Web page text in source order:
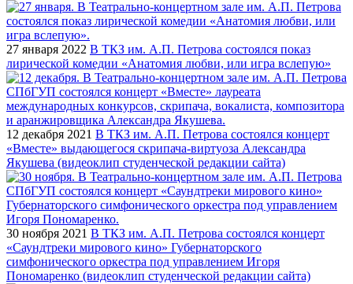
27 января 2022 В ТКЗ им. А.П. Петрова состоялся показ
лирической комедии «Анатомия любви, или игра вслепую»
12 декабря 2021 В ТКЗ им. А.П. Петрова состоялся концерт
«Вместе» выдающегося скрипача-виртуоза Александра
Якушева (видеоклип студенческой редакции сайта)
30 ноября 2021 В ТКЗ им. А.П. Петрова состоялся концерт
«Саундтреки мирового кино» Губернаторского
симфонического оркестра под управлением Игоря
Пономаренко (видеоклип студенческой редакции сайта)